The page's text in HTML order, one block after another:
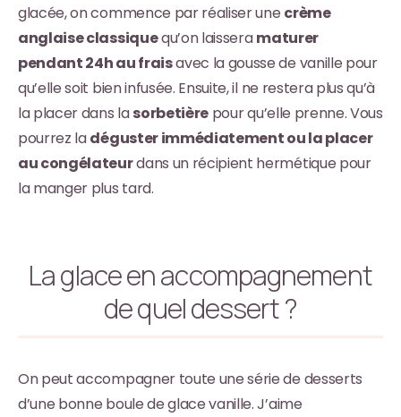
glacée, on commence par réaliser une crème
anglaise classiquequ’on laisseramaturer
pendant 24h au fraisavec la gousse de vanille pour
qu’elle soit bien infusée. Ensuite, il ne restera plus qu’à
la placer dans lasorbetière pour qu’elle prenne. Vous
pourrez ladéguster immédiatement ou la placer
au congélateurdans un récipient hermétique pour
la manger plus tard.
La glace en accompagnement
de quel dessert ?
On peut accompagner toute une série de desserts
d’une bonne boule de glace vanille. J’aime